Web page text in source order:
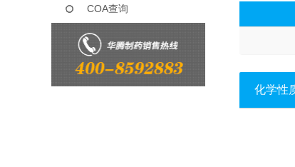
COA查询
化学性